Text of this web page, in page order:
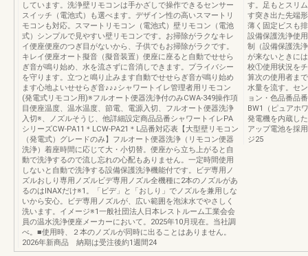
しています。洗浄壁リモコンは手かざしで操作できるセンサー
スイッチ（電池式）も選べます。デザイン性の⾼いスマートリ
モコンも対応。スマートリモコン（電池式）壁リモコン（電池
式）シンプルで見やすい壁リモコンです。お掃除がラクなキレ
イ便座便座のつぎ目がないから、子供でもお掃除がラクです。
キレイ便座オート擬音（擬音装置）便座に座ると自動でせせら
ぎ音が鳴り始め、水を流さずに音消しできます。プライバシー
を守ります。立つと鳴り止みます自動でせせらぎ音が鳴り始め
ます心地よいせせらぎ音♪♪♪シャワートイレ管理者用リモコン
(発電式リモコン用)※フルオート便器洗浄付のみCWA-349操作項
目便座温度、温水温度、節電、電源入切、フルオート便器洗浄
入切※、ノズルそうじ、他詳細設定商品品番シャワートイレPA
シリーズCW-PA11＊LCW-PA21＊L品番対応表【大型壁リモコン
（発電式）グレードのみ】フルオート便器洗浄（リモコン便器
洗浄）着座時間に応じて大・小切替。便座から立ち上がると自
動で洗浄するので流し忘れの心配もありません。一定時間使用
しないと自動で洗浄する設備保護洗浄機能付です。ビデ専用ノ
ズルおしり専用ノズルビデ専用ノズル全機種に2本のノズルがあ
るのはINAXだけ※1。「ビデ」と「おしり」でノズルを兼用しな
いから安心。ビデ専用ノズルが、広い範囲を泡沫水でやさしく
洗います。イメージ※1一般社団法人日本レストルーム工業会会
員の温水洗浄便座メーカーにおいて。2025年10月現在。当社調
べ。​■使用時、２本のノズルが同時に出ることはありません。
2026年新商品 納期は受注後約1週間24
す。足もとスリ
す突き出た先端
薄く固定ビスも
設備保護洗浄使
制（設備保護洗
が来ないときに
校①使用状況を
算次の使用者ま
水量を流す。セ
ョン・色品番品
BW1（ピュアホ
発電機を内蔵し
アップ電池を採
ジ25